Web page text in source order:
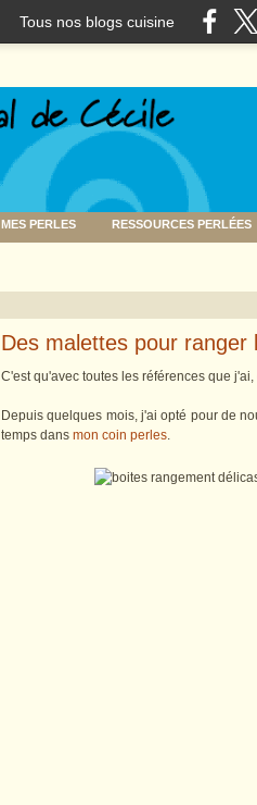
Tous nos blogs cuisine
MES PERLES RESSOURCES PERLÉES
Des malettes pour ranger
C'est qu'avec toutes les références que
Depuis quelques mois, j'ai opté pour de
temps dans mon coin perles.